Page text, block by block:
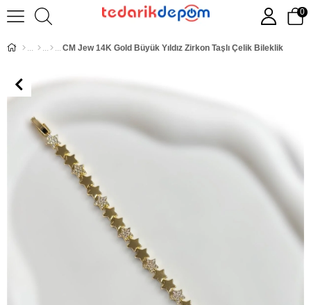
0
CM Jew 14K Gold Büyük Yıldız Zirkon Taşlı Çelik Bileklik